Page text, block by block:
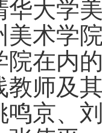
华大学
美术学
院在内
教师及
鸣京、